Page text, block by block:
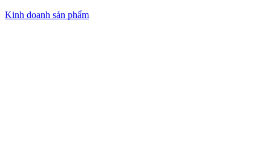
Kinh doanh sản phẩm